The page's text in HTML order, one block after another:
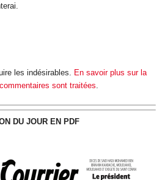
les indésirables. En savoir plus sur la
sont traitées
DU JOUR EN PDF